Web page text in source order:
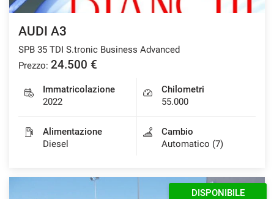
AUDI A3
SPB 35 TDI S.tronic Business Advanced
Prezzo: 24.500 €
Immatricolazione
2022
Chilometri
55.000
Alimentazione
Diesel
Cambio
Automatico (7)
DISPONIBILE
le
impostazioni